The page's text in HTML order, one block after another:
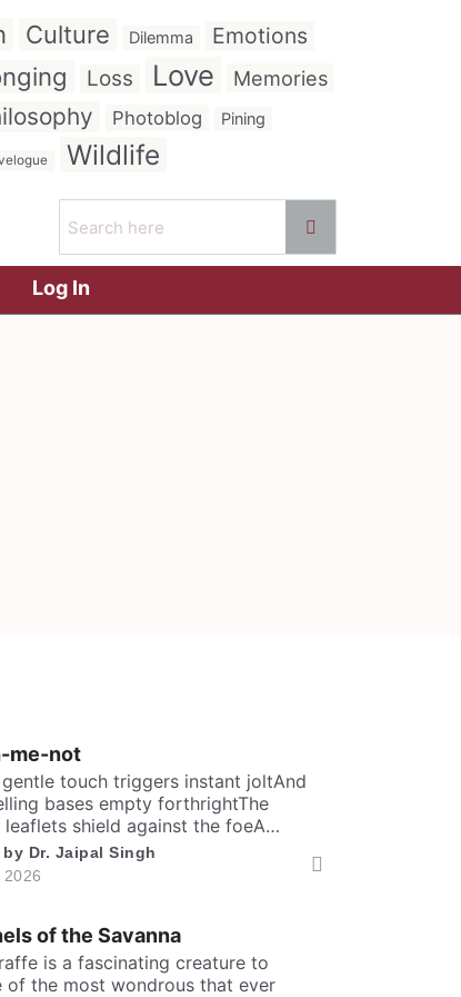
Culture Dilemma
Emotions
Loss Love
Memories
Photoblog Pining
Wildlife
Log In
me-not
gentle touch triggers instant joltAnd
bases empty forthrightThe
leaflets shield against the foeA
within a silent show. Folks
me timid, or call me shyFor I fold
silence curled. It’s […]
by Dr. Jaipal Singh
of the Savanna
is a fascinating creature to
of the most wondrous that ever